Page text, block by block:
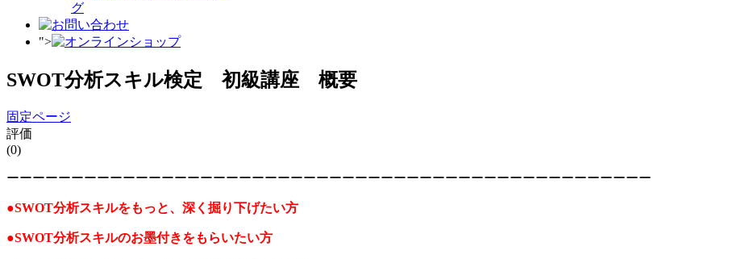
グ
">
SWOT分析スキル検定 初級講座 概要
固定ページ
評価
(0)
ーーーーーーーーーーーーーーーーーーーーーーーーーーーーーーーーーーーーーーーーーーーーーーーーーー
●SWOT分析スキルをもっと、深く掘り下げたい方
●SWOT分析スキルのお墨付きをもらいたい方